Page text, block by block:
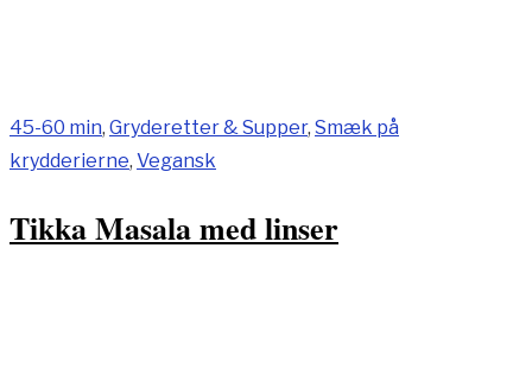
45-60 min, Gryderetter & Supper, Smæk på
krydderierne, Vegansk
Tikka Masala med linser